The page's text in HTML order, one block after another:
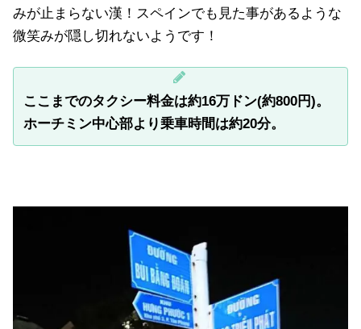
みが止まらない漢！スペインでも見た事があるような
微笑みが隠し切れないようです！
ここまでのタクシー料金は約16万ドン(約800円)。
ホーチミン中心部より乗車時間は約20分。